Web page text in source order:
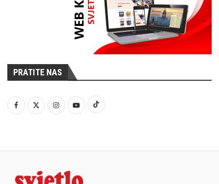
PRATITE NAS